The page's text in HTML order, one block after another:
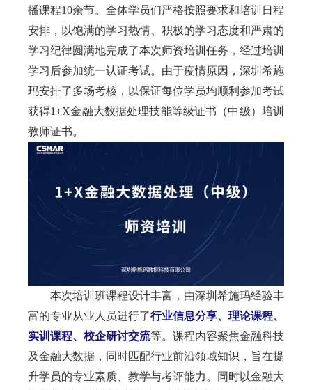
播课程10余节。全体学员们严格按照要求和培训日程
安排，以饱满的学习热情、积极的学习态度和严肃的
学习纪律圆满地完成了本次师资培训任务，经过培训
学习后参加统一认证考试。由于疫情原因，深圳希施
玛安排了多场考核，以保证每位学员均顺利参加考试
获得1+X金融大数据处理技能等级证书（中级）培训
教师证书。
本次培训班课程设计丰富，由深圳希施玛经验丰
富的专业从业人员进行了行业信息分享、理论课程、
实训课程、校企研讨交流等。课程内容聚焦金融科技
及金融大数据，同时匹配行业前沿领域知识，旨在提
升学员的专业素质、教学与考评能力。同时以金融大